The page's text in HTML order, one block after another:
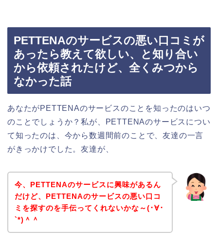
PETTENAのサービスの悪い口コミが
あったら教えて欲しい、と知り合い
から依頼されたけど、全くみつから
なかった話
あなたがPETTENAのサービスのことを知ったのはいつ
のことでしょうか？私が、PETTENAのサービスについ
て知ったのは、今から数週間前のことで、友達の一言
がきっかけでした。友達が、
今、PETTENAのサービスに興味があるん
だけど、PETTENAのサービスの悪い口コ
ミを探すのを手伝ってくれないかな～(･∀･
`*)＾＾